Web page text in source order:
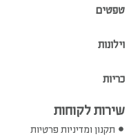
טפטים
וילונות
כריות
שירות לקוחות
תקנון ומדיניות פרטיות